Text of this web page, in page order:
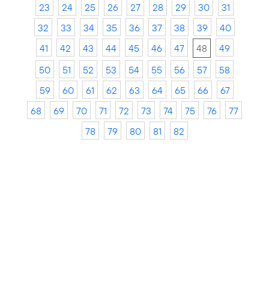
23
24 25 26 27 28 29 30
31
32
33 34 35 36 37 38 39
40
41
42 43 44 45 46 47 48
49
50
51 52 53 54 55 56 57
58
59
60 61 62 63 64 65 66
67
68
69 70 71 72 73 74 75 76
77
78
79 80 81 82